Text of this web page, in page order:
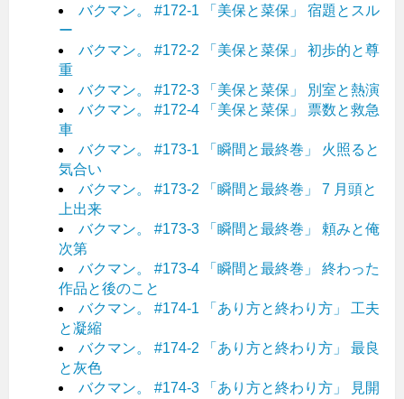
バクマン。 #172-1 「美保と菜保」 宿題とスル
ー
バクマン。 #172-2 「美保と菜保」 初歩的と尊
重
バクマン。 #172-3 「美保と菜保」 別室と熱演
バクマン。 #172-4 「美保と菜保」 票数と救急
車
バクマン。 #173-1 「瞬間と最終巻」 火照ると
気合い
バクマン。 #173-2 「瞬間と最終巻」 7 月頭と
上出来
バクマン。 #173-3 「瞬間と最終巻」 頼みと俺
次第
バクマン。 #173-4 「瞬間と最終巻」 終わった
作品と後のこと
バクマン。 #174-1 「あり方と終わり方」 工夫
と凝縮
バクマン。 #174-2 「あり方と終わり方」 最良
と灰色
バクマン。 #174-3 「あり方と終わり方」 見開